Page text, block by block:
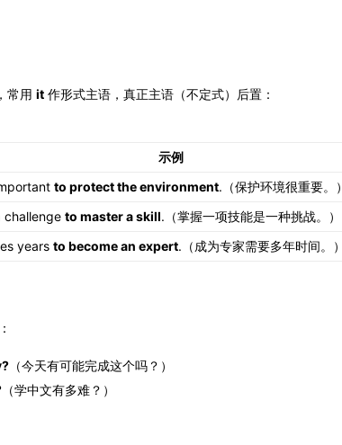
常用 it 作形式主语，真正主语（不定式）后置：
示例
to protect the environment.（保护环境很重要。）
challenge to master a skill.（掌握一项技能是一种挑战。）
years to become an expert.（成为专家需要多年时间。）
（今天有可能完成这个吗？）
（学中文有多难？）